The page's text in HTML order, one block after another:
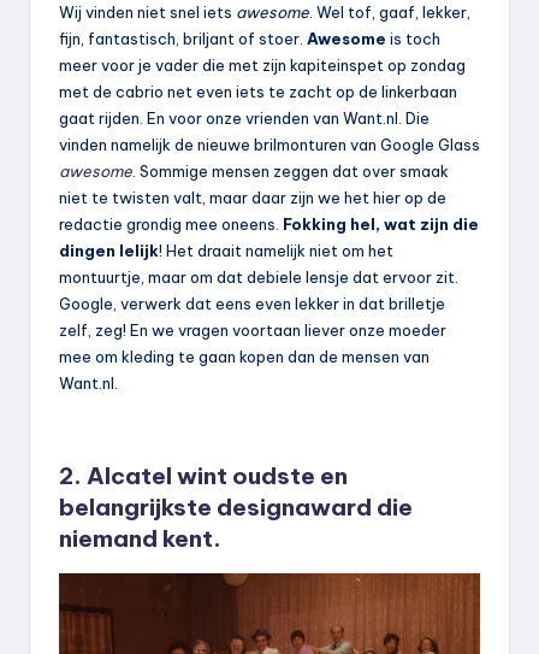
Wij vinden niet snel iets awesome. Wel tof, gaaf, lekker,
fijn, fantastisch, briljant of stoer. Awesome is toch
meer voor je vader die met zijn kapiteinspet op zondag
met de cabrio net even iets te zacht op de linkerbaan
gaat rijden. En voor onze vrienden van Want.nl. Die
vinden namelijk de nieuwe brilmonturen van Google Glass
awesome. Sommige mensen zeggen dat over smaak
niet te twisten valt, maar daar zijn we het hier op de
redactie grondig mee oneens. Fokking hel, wat zijn die
dingen lelijk! Het draait namelijk niet om het
montuurtje, maar om dat debiele lensje dat ervoor zit.
Google, verwerk dat eens even lekker in dat brilletje
zelf, zeg! En we vragen voortaan liever onze moeder
mee om kleding te gaan kopen dan de mensen van
Want.nl.
2. Alcatel wint oudste en
belangrijkste designaward die
niemand kent.